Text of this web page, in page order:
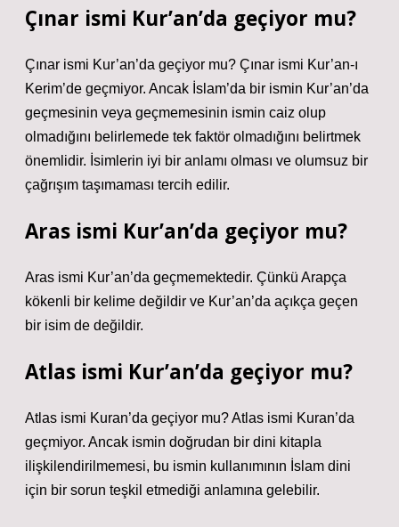
Çınar ismi Kur’an’da geçiyor mu?
Çınar ismi Kur’an’da geçiyor mu? Çınar ismi Kur’an-ı
Kerim’de geçmiyor. Ancak İslam’da bir ismin Kur’an’da
geçmesinin veya geçmemesinin ismin caiz olup
olmadığını belirlemede tek faktör olmadığını belirtmek
önemlidir. İsimlerin iyi bir anlamı olması ve olumsuz bir
çağrışım taşımaması tercih edilir.
Aras ismi Kur’an’da geçiyor mu?
Aras ismi Kur’an’da geçmemektedir. Çünkü Arapça
kökenli bir kelime değildir ve Kur’an’da açıkça geçen
bir isim de değildir.
Atlas ismi Kur’an’da geçiyor mu?
Atlas ismi Kuran’da geçiyor mu? Atlas ismi Kuran’da
geçmiyor. Ancak ismin doğrudan bir dini kitapla
ilişkilendirilmemesi, bu ismin kullanımının İslam dini
için bir sorun teşkil etmediği anlamına gelebilir.